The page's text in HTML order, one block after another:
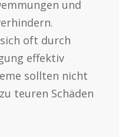
und
oft durch
effektiv
sollten nicht
teuren Schäden